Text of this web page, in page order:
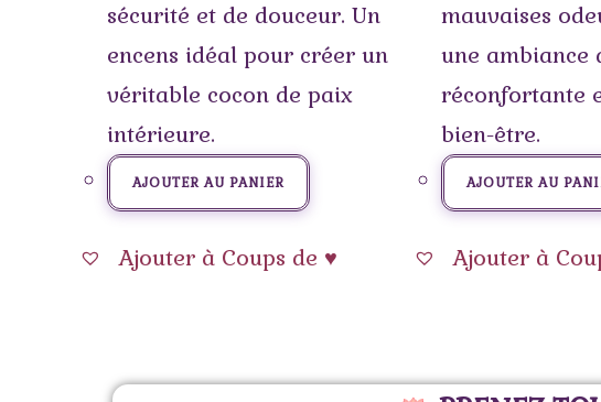
sécurité et de douceur. Un
encens idéal pour créer un
véritable cocon de paix
intérieure.
AJOUTER AU PANIER
Ajouter à Coups de ♥
mauvaises
une ambiance
réconfortante
bien-être.
AJOUTER AU
Ajouter à